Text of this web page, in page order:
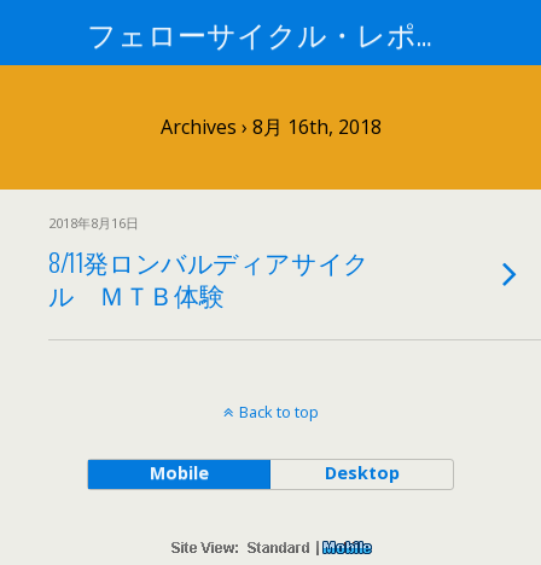
フェローサイクル・レポート
Archives › 8月 16th, 2018
2018年8月16日
8/11発ロンバルディアサイク
ル ＭＴＢ体験
Back to top
Mobile Desktop